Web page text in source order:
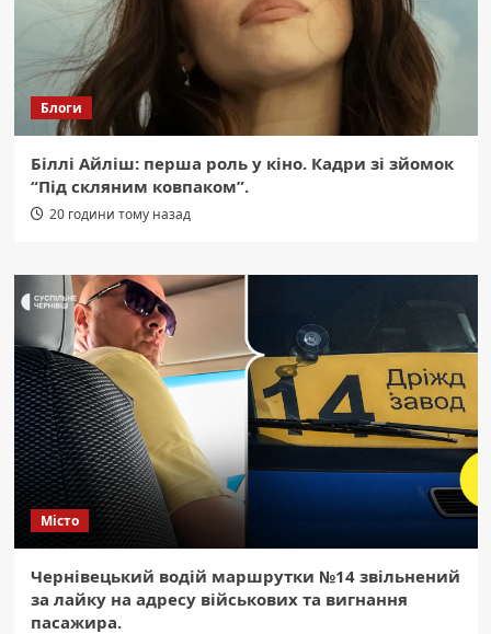
Блоги
Біллі Айліш: перша роль у кіно. Кадри зі зйомок
“Під скляним ковпаком”.
20 години тому назад
Місто
Чернівецький водій маршрутки №14 звільнений
за лайку на адресу військових та вигнання
пасажира.